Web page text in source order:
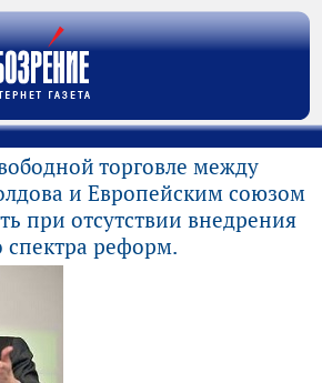
торговле между
и Европейским союзом
при отсутствии внедрения
спектра реформ.